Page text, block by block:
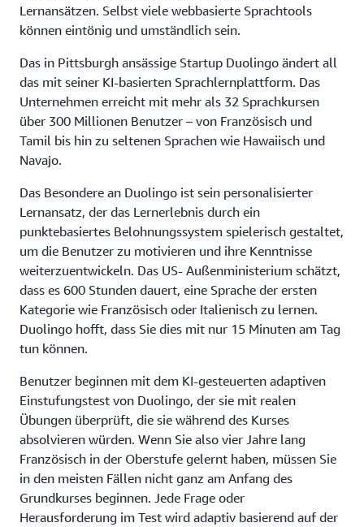
Lernansätzen. Selbst viele webbasierte Sprachtools
können eintönig und umständlich sein.
Das in Pittsburgh ansässige Startup Duolingo ändert all
das mit seiner KI-basierten Sprachlernplattform. Das
Unternehmen erreicht mit mehr als 32 Sprachkursen
über 300 Millionen Benutzer – von Französisch und
Tamil bis hin zu seltenen Sprachen wie Hawaiisch und
Navajo.
Das Besondere an Duolingo ist sein personalisierter
Lernansatz, der das Lernerlebnis durch ein
punktebasiertes Belohnungssystem spielerisch gestaltet,
um die Benutzer zu motivieren und ihre Kenntnisse
weiterzuentwickeln. Das US- Außenministerium schätzt,
dass es 600 Stunden dauert, eine Sprache der ersten
Kategorie wie Französisch oder Italienisch zu lernen.
Duolingo hofft, dass Sie dies mit nur 15 Minuten am Tag
tun können.
Benutzer beginnen mit dem KI-gesteuerten adaptiven
Einstufungstest von Duolingo, der sie mit realen
Übungen überprüft, die sie während des Kurses
absolvieren würden. Wenn Sie also vier Jahre lang
Französisch in der Oberstufe gelernt haben, müssen Sie
in den meisten Fällen nicht ganz am Anfang des
Grundkurses beginnen. Jede Frage oder
Herausforderung im Test wird adaptiv basierend auf der